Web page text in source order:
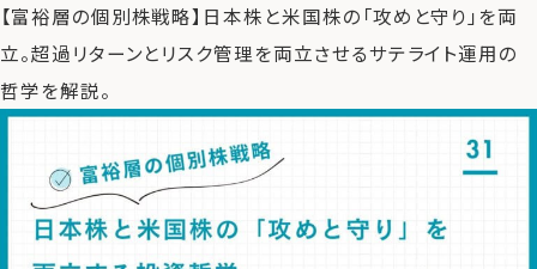
ご利用の流れ・プラン
事例紹介
エキスパート一覧
無料講座
コラム
利用者の声
【富裕層の個別株戦略】日本株と米国株の「攻めと守り」を両
立。超過リターンとリスク管理を両立させるサテライト運用の
哲学を解説。